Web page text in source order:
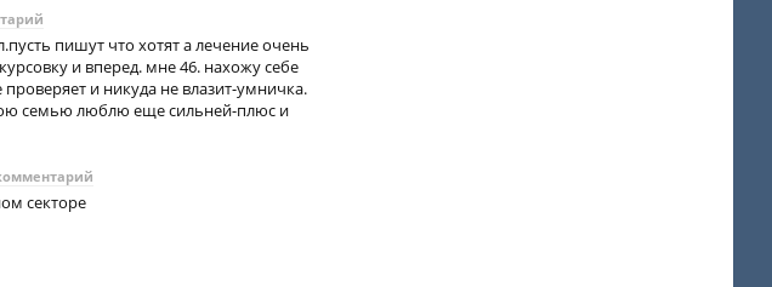
пишут что хотят а лечение очень
и вперед. мне 46. нахожу себе
и никуда не влазит-умничка.
семью люблю еще сильней-плюс и
секторе